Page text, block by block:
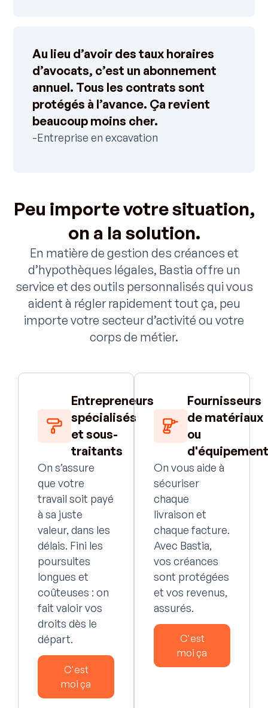
Au lieu d’avoir des taux horaires
d’avocats, c’est un abonnement
annuel. Tous les contrats sont
protégés à l’avance. Ça revient
beaucoup moins cher.
-Entreprise en excavation
Peu importe votre situation,
on a la solution.
En matière de gestion des créances et
d’hypothèques légales, Bastia offre un
service et des outils personnalisés qui vous
aident à régler rapidement tout ça, peu
importe votre secteur d’activité ou votre
corps de métier.
Entrepreneurs
spécialisés
et sous-
traitants
On s’assure
que votre
travail soit payé
à sa juste
valeur, dans les
délais. Fini les
poursuites
longues et
coûteuses : on
fait valoir vos
droits dès le
départ.
C'est
moi ça
Fournisseurs
de matériaux
ou
On vous aide à
sécuriser
chaque
livraison et
chaque facture.
Avec Bastia,
vos créances
sont protégées
et vos revenus,
assurés.
C'est
moi ça